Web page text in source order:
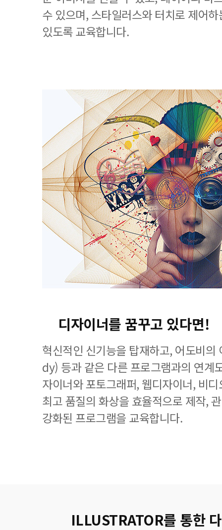
수 있으며, 스타일러스와 터치로 제어
있도록 교육합니다.
디자이너를 꿈꾸고 있다면!
혁신적인 신기능을 탑재하고, 어도비
dy) 등과 같은 다른 프로그램과의 연계
자이너와 포토그래퍼, 웹디자이너, 비
최고 품질의 화상을 효율적으로 제작,
강화된 프로그램을 교육합니다.
ILLUSTRATOR를 통한